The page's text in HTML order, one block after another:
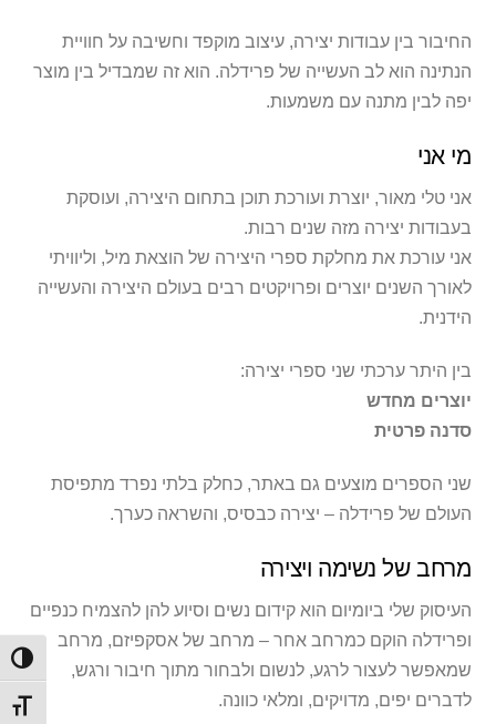
מתג
החיבור בין עבודות יצירה, עיצוב מוקפד וחשיבה על חוויית
הנתינה הוא לב העשייה של פרידלה. הוא זה שמבדיל בין מוצר
יפה לבין מתנה עם משמעות.
מי אני
אני טלי מאור, יוצרת ועורכת תוכן בתחום היצירה, ועוסקת
בעבודות יצירה מזה שנים רבות.
אני עורכת את מחלקת ספרי היצירה של הוצאת מיל, וליוויתי
לאורך השנים יוצרים ופרויקטים רבים בעולם היצירה והעשייה
הידנית.
בין היתר ערכתי שני ספרי יצירה:
יוצרים מחדש
סדנה פרטית
שני הספרים מוצעים גם באתר, כחלק בלתי נפרד מתפיסת
העולם של פרידלה – יצירה כבסיס, והשראה כערך.
מרחב של נשימה ויצירה
העיסוק שלי ביומיום הוא קידום נשים וסיוע להן להצמיח כנפיים
ופרידלה הוקם כמרחב אחר – מרחב של אסקפיזם, מרחב
שמאפשר לעצור לרגע, לנשום ולבחור מתוך חיבור ורגש,
לדברים יפים, מדויקים, ומלאי כוונה.